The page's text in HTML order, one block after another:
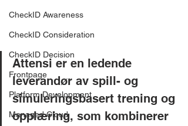
CheckID Awareness
CheckID Consideration
CheckID Decision
Frontpage
Platform Development
Managed Cloud
Attensi er en ledende
leverandør av spill- og
simuleringsbasert trening og
opplæring, som kombinerer